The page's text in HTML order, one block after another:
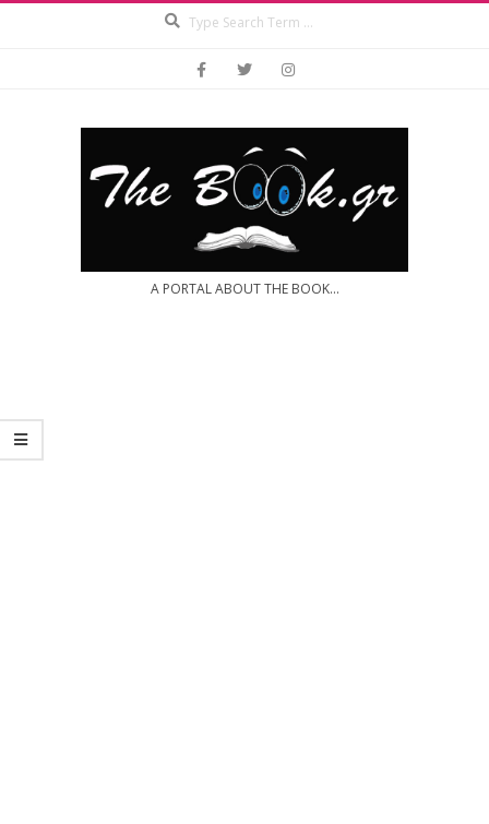
A PORTAL ABOUT THE BOOK...